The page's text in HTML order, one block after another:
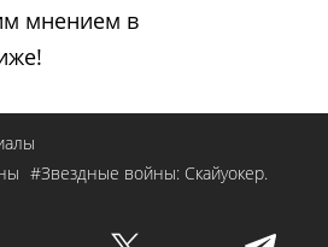
мнением в
#Звездные войны: Скайуокер.